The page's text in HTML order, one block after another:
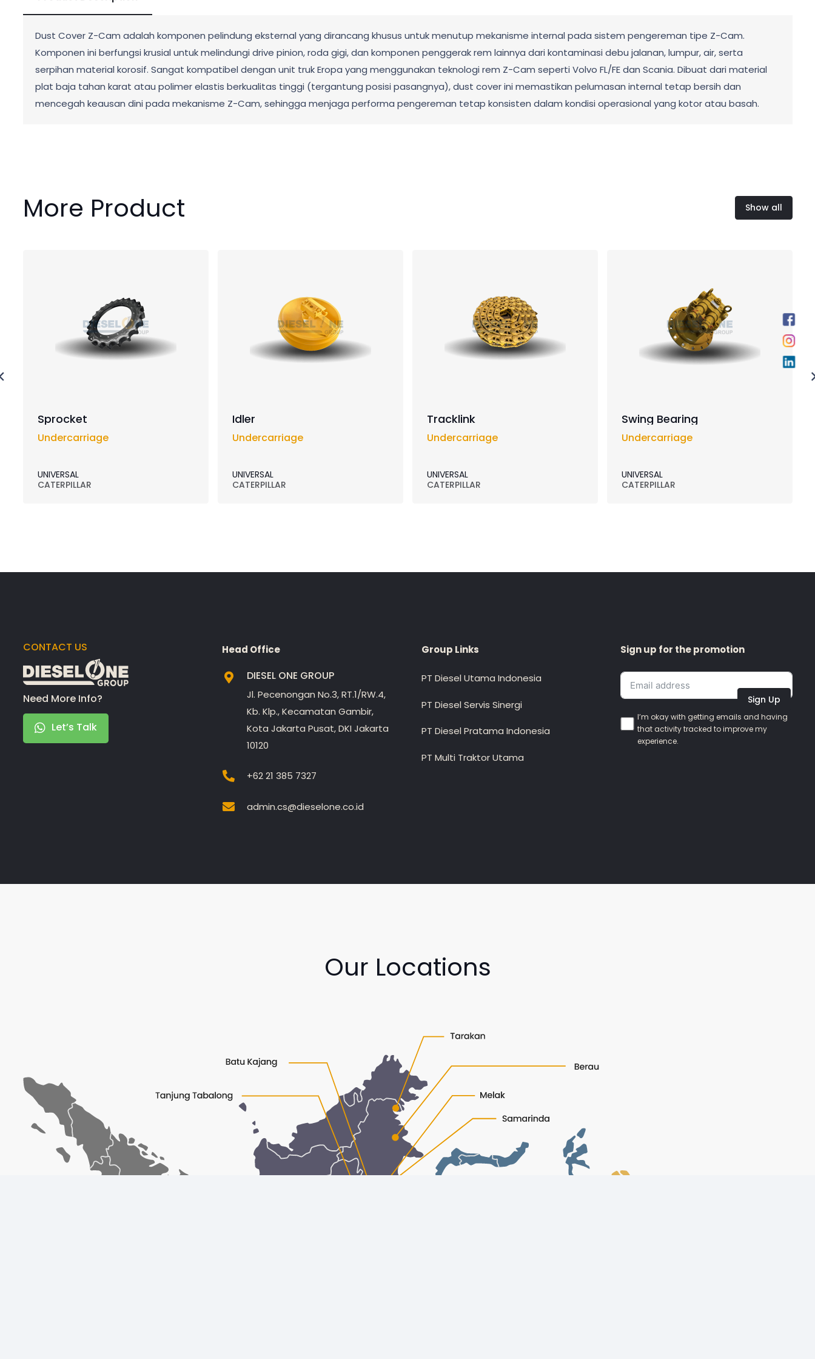
Dust Cover Z-Cam adalah komponen pelindung eksternal yang dirancang khusus untuk menutup mekanisme internal pada sistem pengereman tipe Z-Cam.
Komponen ini berfungsi krusial untuk melindungi drive pinion, roda gigi, dan komponen penggerak rem lainnya dari kontaminasi debu jalanan, lumpur, air, serta
serpihan material korosif. Sangat kompatibel dengan unit truk Eropa yang menggunakan teknologi rem Z-Cam seperti Volvo FL/FE dan Scania. Dibuat dari material
plat baja tahan karat atau polimer elastis berkualitas tinggi (tergantung posisi pasangnya), dust cover ini memastikan pelumasan internal tetap bersih dan
mencegah keausan dini pada mekanisme Z-Cam, sehingga menjaga performa pengereman tetap konsisten dalam kondisi operasional yang kotor atau basah.
More Product Show all
Sprocket
Undercarriage
UNIVERSAL
CATERPILLAR
Idler
Undercarriage
UNIVERSAL
CATERPILLAR
Tracklink
Undercarriage
UNIVERSAL
CATERPILLAR
Swing Bearing
Undercarriage
UNIVERSAL
CATERPILLAR
CONTACT US
Need More Info?
Let’s Talk
Head Office
DIESEL ONE GROUP
Jl. Pecenongan No.3, RT.1/RW.4,
Kb. Klp., Kecamatan Gambir,
Kota Jakarta Pusat, DKI Jakarta
10120
+62 21 385 7327
admin.cs@dieselone.co.id
Group Links
PT Diesel Utama Indonesia
PT Diesel Servis Sinergi
PT Diesel Pratama Indonesia
PT Multi Traktor Utama
Sign up for the promotion
Sign Up
I’m okay with getting emails and having
that activity tracked to improve my
experience.
Our Locations